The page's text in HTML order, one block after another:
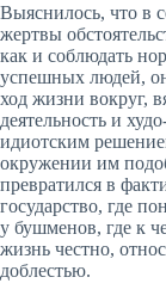
Выяснилось, что в
жертвы
как и соблюдать
успешных людей,
ход жизни вокруг,
деятельность и
идиотским
окружении им
превратился в
государство, где
у бушменов, где к
жизнь честно,
доблестью.